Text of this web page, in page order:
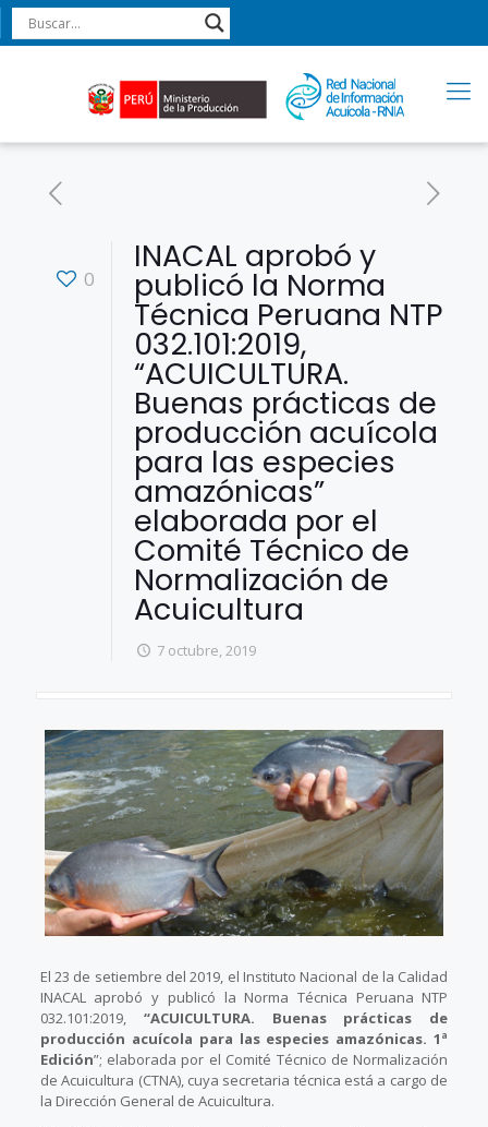
0
INACAL aprobó y
publicó la Norma
Técnica Peruana NTP
032.101:2019,
“ACUICULTURA.
Buenas prácticas de
producción acuícola
para las especies
amazónicas”
elaborada por el
Comité Técnico de
Normalización de
Acuicultura
7 octubre, 2019
El 23 de setiembre del 2019, el Instituto Nacional de la Calidad
INACAL aprobó y publicó la Norma Técnica Peruana NTP
032.101:2019, “ACUICULTURA. Buenas prácticas de
producción acuícola para las especies amazónicas. 1ª
Edición”; elaborada por el Comité Técnico de Normalización
de Acuicultura (CTNA), cuya secretaria técnica está a cargo de
la Dirección General de Acuicultura.